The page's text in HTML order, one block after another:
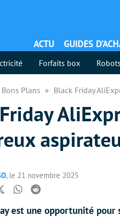
ACTU GUIDES
Forfaits box Robots
Bons Plans Black Friday
, le 21 novembre 2025
Whatsapp
Reddit
est une opportunité pour